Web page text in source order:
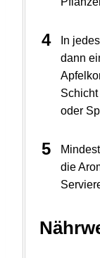
In
dann
oder
die